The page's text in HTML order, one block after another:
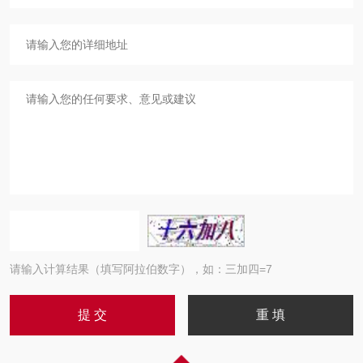
请输入计算结果（填写阿拉伯数字），如：三加四=7